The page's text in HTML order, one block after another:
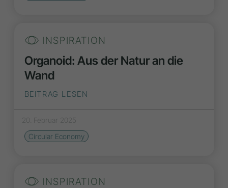
INSPIRATION
Organoid: Aus der Natur an die
Wand
BEITRAG LESEN
20. Februar 2025
Circular Economy
INSPIRATION